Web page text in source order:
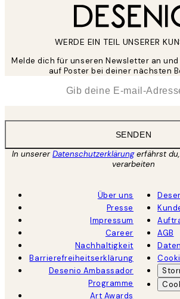
WERDE EIN TEIL UNSERER
Melde dich für unseren Newsletter an und
auf Poster bei deiner nächsten
SENDEN
In unsererDatenschutzerklärungerfährst du,
verarbeiten
Über uns
Presse
Impressum
Career
Nachhaltigkeit
Barrierefreiheitserklärung
Desenio Ambassador
Programme
Art Awards
AGB